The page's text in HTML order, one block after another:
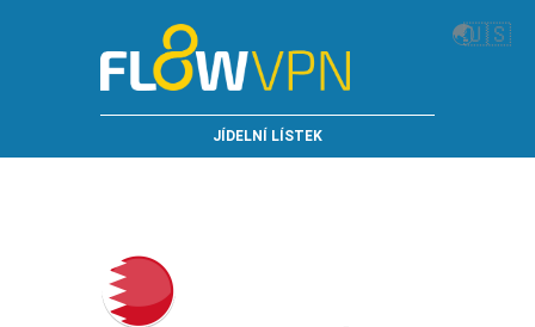
🌏🇺🇸
JÍDELNÍ LÍSTEK